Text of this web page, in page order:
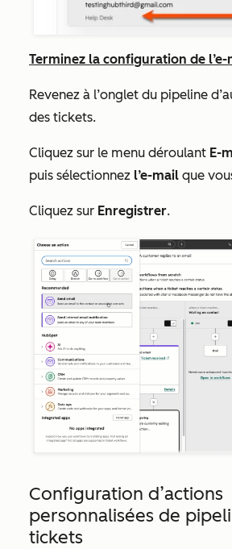
Terminez la configuration de l’e-
Revenez à l’onglet du pipeline
des tickets.
Cliquez sur le menu déroulant E-
puis sélectionnez l’e-mail que
Cliquez sur Enregistrer.
Configuration d’actions
personnalisées de
tickets